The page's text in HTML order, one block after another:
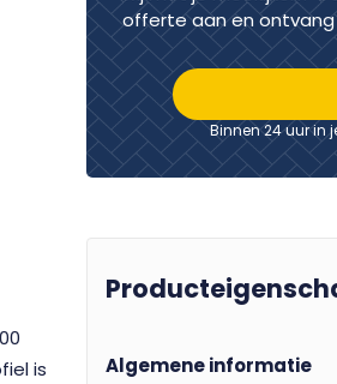
offerte aan en ontvang
Binnen 24 uur in
is
Algemene informatie